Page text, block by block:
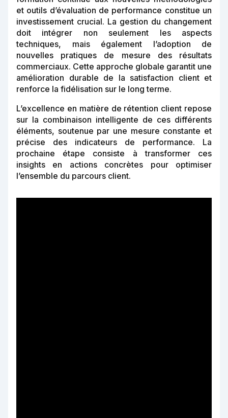
et outils d’évaluation de performance constitue un
investissement crucial. La gestion du changement
doit intégrer non seulement les aspects
techniques, mais également l’adoption de
nouvelles pratiques de mesure des résultats
commerciaux. Cette approche globale garantit une
amélioration durable de la satisfaction client et
renforce la fidélisation sur le long terme.
L’excellence en matière de rétention client repose
sur la combinaison intelligente de ces différents
éléments, soutenue par une mesure constante et
précise des indicateurs de performance. La
prochaine étape consiste à transformer ces
insights en actions concrètes pour optimiser
l’ensemble du parcours client.